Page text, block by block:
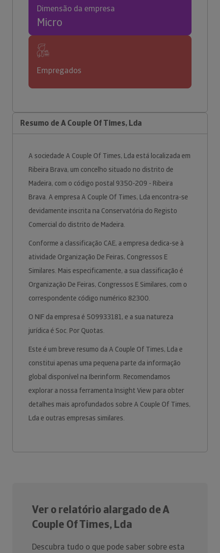
Dimensão da empresa
Micro
Empregados
Resumo de A Couple Of Times, Lda
A sociedade A Couple Of Times, Lda está localizada em
Ribeira Brava, um concelho situado no distrito de
Madeira, com o código postal 9350-209 - Ribeira
Brava. A empresa A Couple Of Times, Lda encontra-se
devidamente inscrita na Conservatória do Registo
Comercial do distrito de Madeira.
Conforme a classificação CAE, a empresa dedica-se à
atividade Organização De Feiras, Congressos E
Similares. Mais especificamente, a sua classificação é
Organização De Feiras, Congressos E Similares, com o
correspondente código numérico 82300.
O NIF da empresa é 509933181, e a sua natureza
jurídica é Soc. Por Quotas.
Este é um breve resumo da A Couple Of Times, Lda e
constitui apenas uma pequena parte da informação
global disponível na Iberinform. Recomendamos
explorar a nossa ferramenta Insight View para obter
detalhes mais aprofundados sobre A Couple Of Times,
Lda e outras empresas similares.
Ver o relatório alargado de A
Couple Of Times, Lda
Descubra tudo o que pode saber sobre esta